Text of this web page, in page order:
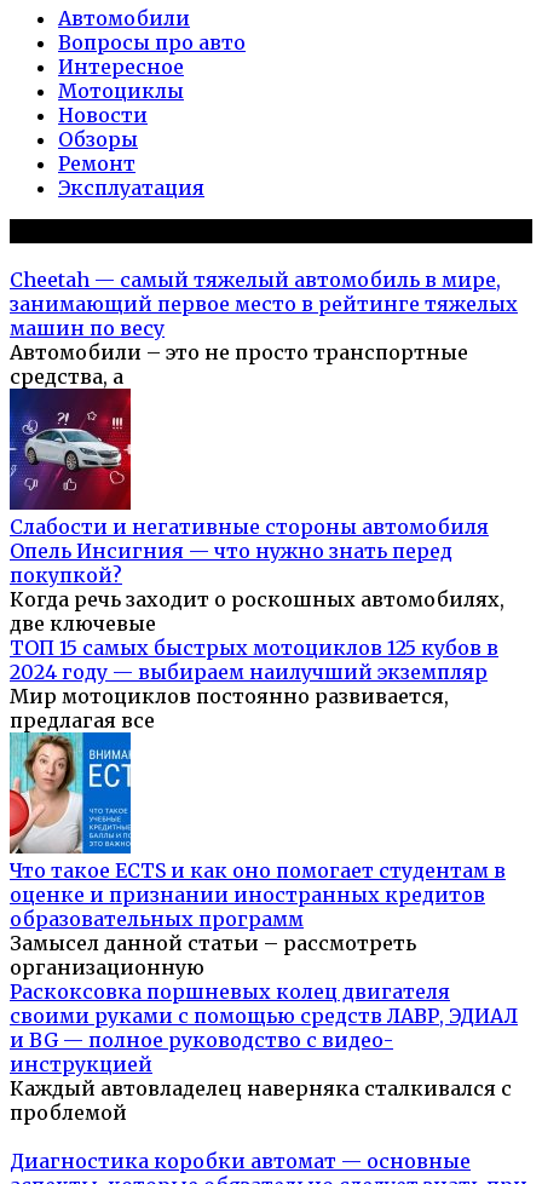
Автомобили
Вопросы про авто
Интересное
Мотоциклы
Новости
Обзоры
Ремонт
Эксплуатация
Cheetah — самый тяжелый автомобиль в мире,
занимающий первое место в рейтинге тяжелых
машин по весу
Автомобили – это не просто транспортные
средства, а
Слабости и негативные стороны автомобиля
Опель Инсигния — что нужно знать перед
покупкой?
Когда речь заходит о роскошных автомобилях,
две ключевые
ТОП 15 самых быстрых мотоциклов 125 кубов в
2024 году — выбираем наилучший экземпляр
Мир мотоциклов постоянно развивается,
предлагая все
Что такое ECTS и как оно помогает студентам в
оценке и признании иностранных кредитов
образовательных программ
Замысел данной статьи – рассмотреть
организационную
Раскоксовка поршневых колец двигателя
своими руками с помощью средств ЛАВР, ЭДИАЛ
и BG — полное руководство с видео-
инструкцией
Каждый автовладелец наверняка сталкивался с
проблемой
Диагностика коробки автомат — основные